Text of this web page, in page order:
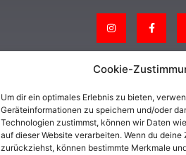
Cookie-
Um dir ein optimales Erlebnis zu bieten,
Geräteinformationen zu speichern und/oder
Technologien zustimmst, können wir Daten
auf dieser Website verarbeiten. Wenn du
zurückziehst, können bestimmte Merkmale